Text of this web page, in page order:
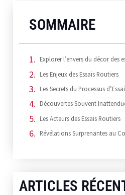
SOMMAIRE
Explorer l’envers du décor des
Les Enjeux des Essais Routiers
Les Secrets du Processus d’Essai
Découvertes Souvent
Les Acteurs des Essais Routiers
Révélations Surprenantes au
ARTICLES